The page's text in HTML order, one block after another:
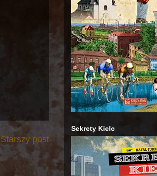
Starszy post
Sekrety Kielc